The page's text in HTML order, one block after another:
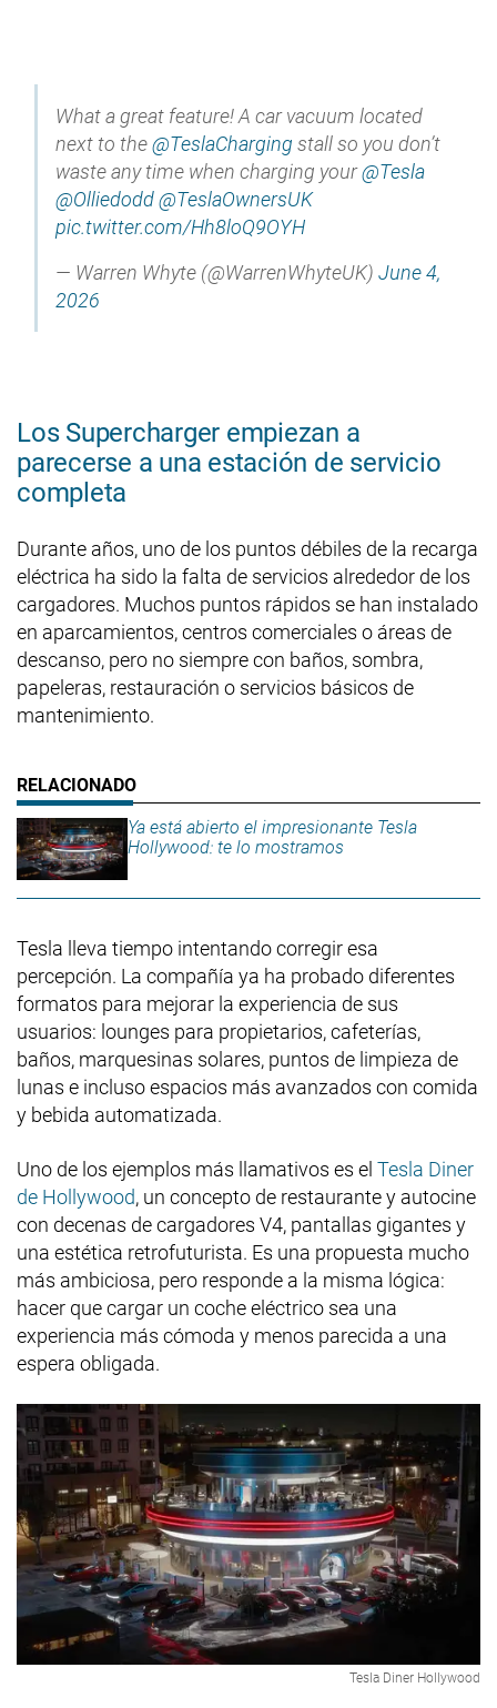
What a great feature! A car vacuum located
next to the@TeslaCharging stall so you don’t
waste any time when charging your@Tesla
@Olliedodd@TeslaOwnersUK
pic.twitter.com/Hh8loQ9OYH
— Warren Whyte (@WarrenWhyteUK) June 4,
2026
Los Supercharger empiezan a
parecerse a una estación de servicio
completa
Durante años, uno de los puntos débiles de la recarga
eléctrica ha sido la falta de servicios alrededor de los
cargadores. Muchos puntos rápidos se han instalado
en aparcamientos, centros comerciales o áreas de
descanso, pero no siempre con baños, sombra,
papeleras, restauración o servicios básicos de
mantenimiento.
Ya está abierto el impresionante Tesla
Hollywood: te lo mostramos
Tesla lleva tiempo intentando corregir esa
percepción. La compañía ya ha probado diferentes
formatos para mejorar la experiencia de sus
usuarios: lounges para propietarios, cafeterías,
baños, marquesinas solares, puntos de limpieza de
lunas e incluso espacios más avanzados con comida
y bebida automatizada.
Uno de los ejemplos más llamativos es el Tesla Diner
de Hollywood, un concepto de restaurante y autocine
con decenas de cargadores V4, pantallas gigantes y
una estética retrofuturista. Es una propuesta mucho
más ambiciosa, pero responde a la misma lógica:
hacer que cargar un coche eléctrico sea una
experiencia más cómoda y menos parecida a una
espera obligada.
Tesla Diner Hollywood